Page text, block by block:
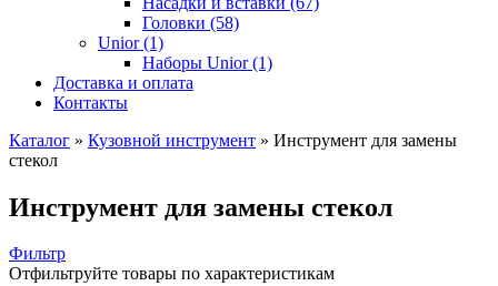
Головки (58)
Unior (1)
Наборы Unior (1)
Доставка и оплата
Контакты
Каталог » Кузовной инструмент » Инструмент для замены
стекол
Инструмент для замены стекол
Фильтр
Отфильтруйте товары по характеристикам